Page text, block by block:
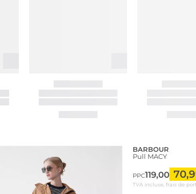
BARBOUR
Pull MACY
PPC119,00
TVA incluse, frais de